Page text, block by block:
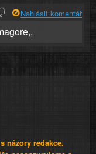
Nahlásit komentář
názory redakce.